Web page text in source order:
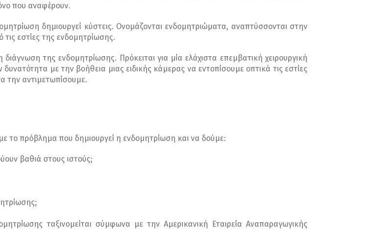
που αναφέρουν.
δημιουργεί κύστεις. Ονομάζονται ενδομητριώματα, αναπτύσσονται στην
εστίες της ενδομητρίωσης.
διάγνωση της ενδομητρίωσης. Πρόκειται για μία ελάχιστα επεμβατική χειρουργική
με την βοήθεια μιας ειδικής κάμερας να εντοπίσουμε οπτικά τις εστίες
την αντιμετωπίσουμε.
το πρόβλημα που δημιουργεί η ενδομητρίωση και να δούμε:
βαθιά στους ιστούς;
ταξινομείται σύμφωνα με την Αμερικανική Εταιρεία Αναπαραγωγικής